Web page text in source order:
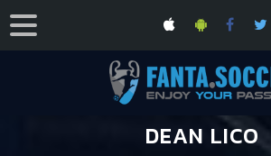
DEAN LICO